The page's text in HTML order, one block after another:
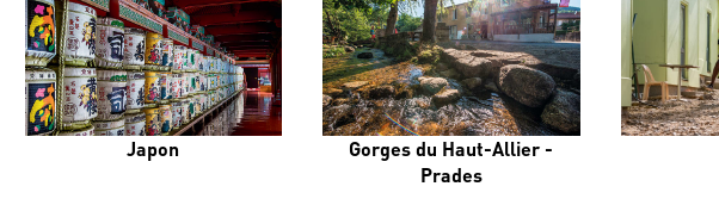
Japon
Gorges du Haut-Allier -
Prades